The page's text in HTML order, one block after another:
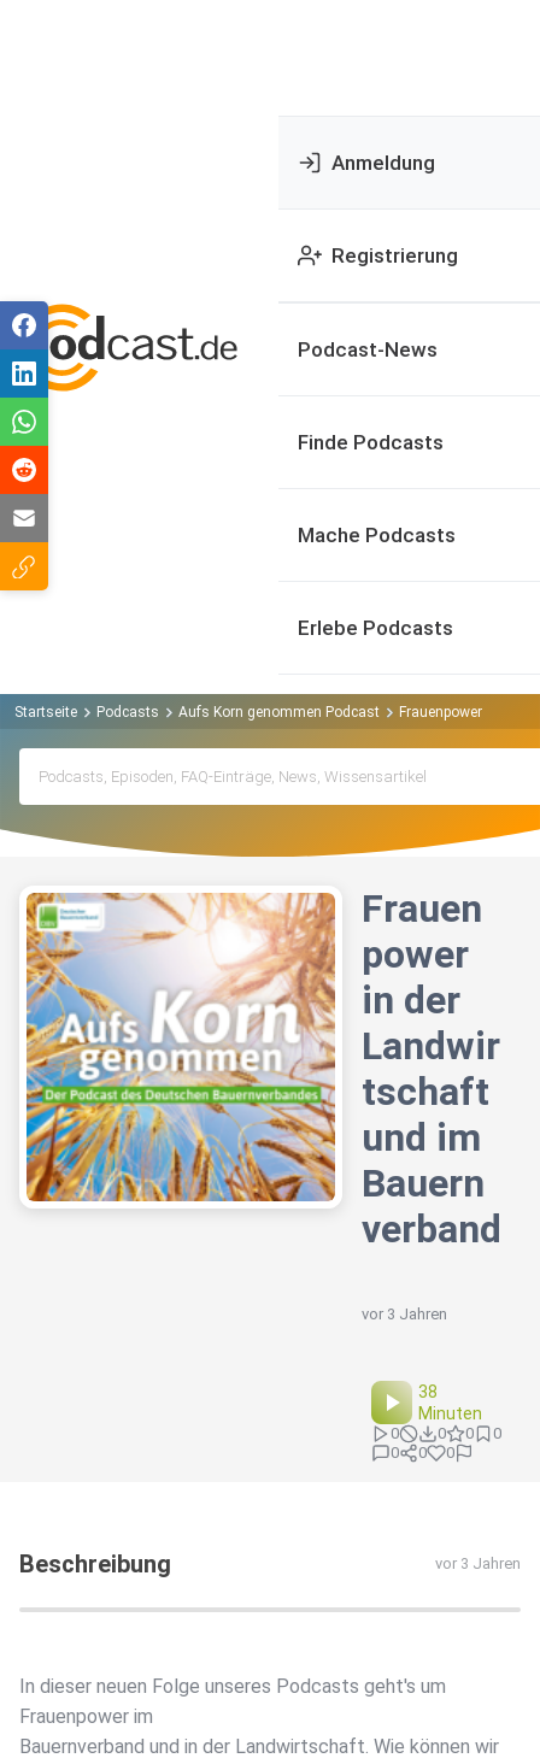
Anmeldung
Registrierung
Podcast-News
Finde Podcasts
Mache Podcasts
Erlebe Podcasts
Startseite Podcasts Aufs Korn genommen Podcast Frauenpower in der
Frauen
power
in der
Landwir
tschaft
und im
Bauern
verband
vor 3 Jahren
38
Minuten
0 0 0
0
0
0 0
Beschreibung vor 3 Jahren
In dieser neuen Folge unseres Podcasts geht's um
Frauenpower im
Bauernverband und in der Landwirtschaft. Wie können wir